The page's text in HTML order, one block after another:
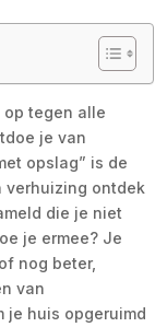
tegen alle
je van
opslag” is de
verhuizing ontdek
die je niet
je ermee? Je
nog beter,
van
je huis opgeruimd